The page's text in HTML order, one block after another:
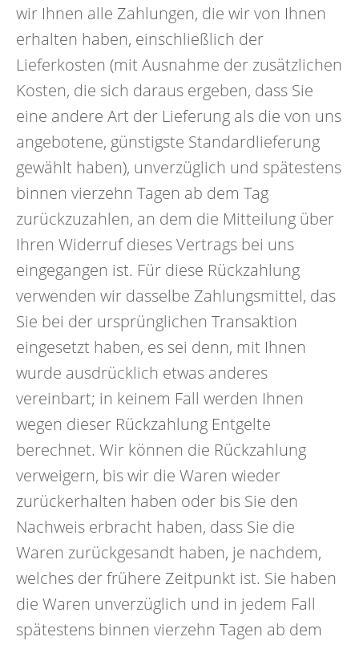
wir Ihnen alle Zahlungen, die wir von Ihnen
erhalten haben, einschließlich der
Lieferkosten (mit Ausnahme der zusätzlichen
Kosten, die sich daraus ergeben, dass Sie
eine andere Art der Lieferung als die von uns
angebotene, günstigste Standardlieferung
gewählt haben), unverzüglich und spätestens
binnen vierzehn Tagen ab dem Tag
zurückzuzahlen, an dem die Mitteilung über
Ihren Widerruf dieses Vertrags bei uns
eingegangen ist. Für diese Rückzahlung
verwenden wir dasselbe Zahlungsmittel, das
Sie bei der ursprünglichen Transaktion
eingesetzt haben, es sei denn, mit Ihnen
wurde ausdrücklich etwas anderes
vereinbart; in keinem Fall werden Ihnen
wegen dieser Rückzahlung Entgelte
berechnet. Wir können die Rückzahlung
verweigern, bis wir die Waren wieder
zurückerhalten haben oder bis Sie den
Nachweis erbracht haben, dass Sie die
Waren zurückgesandt haben, je nachdem,
welches der frühere Zeitpunkt ist. Sie haben
die Waren unverzüglich und in jedem Fall
spätestens binnen vierzehn Tagen ab dem